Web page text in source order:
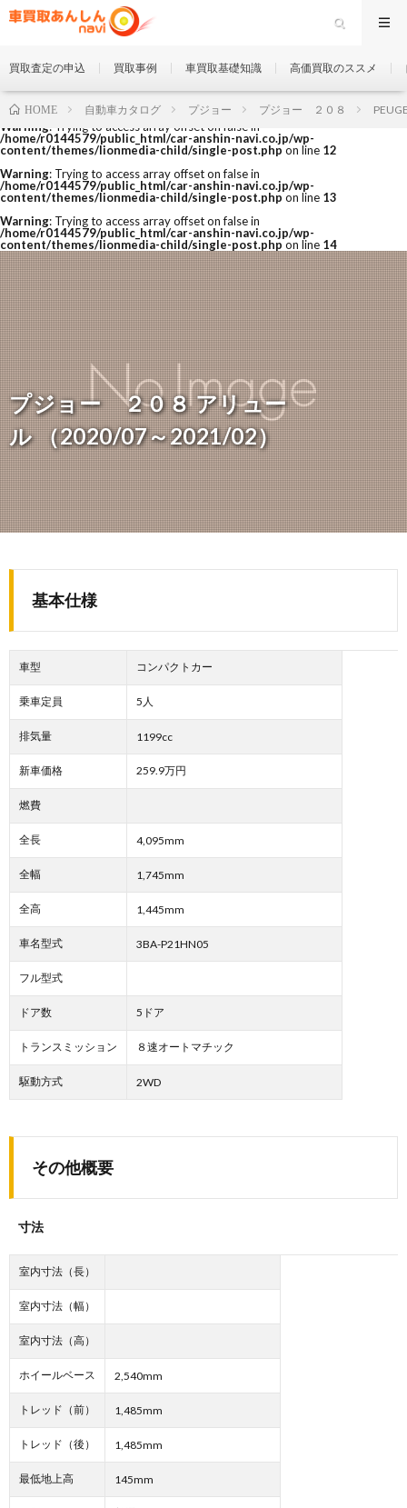
Warning: Trying to access array offset on false in
/home/r0144579/public_html/car-anshin-navi.co.jp/wp-
content/themes/lionmedia-child/single-post.php on line 12
Warning: Trying to access array offset on false in
/home/r0144579/public_html/car-anshin-navi.co.jp/wp-
content/themes/lionmedia-child/single-post.php on line 13
Warning: Trying to access array offset on false in
/home/r0144579/public_html/car-anshin-navi.co.jp/wp-
content/themes/lionmedia-child/single-post.php on line 14
買取査定の申込 買取事例 車買取基礎知識 高価買取のススメ
プジョー ２０８ アリュー
ル （2020/07～2021/02）
HOME 自動車カタログ プジョー プジョー ２０８
基本仕様
車型 コンパクトカー
乗車定員 5人
排気量 1199cc
新車価格 259.9万円
燃費
全長 4,095mm
全幅 1,745mm
全高 1,445mm
車名型式 3BA-P21HN05
フル型式
ドア数 5ドア
トランスミッション ８速オートマチック
駆動方式 2WD
その他概要
寸法
室内寸法（長）
室内寸法（幅）
室内寸法（高）
ホイールベース 2,540mm
トレッド（前） 1,485mm
トレッド（後） 1,485mm
最低地上高 145mm